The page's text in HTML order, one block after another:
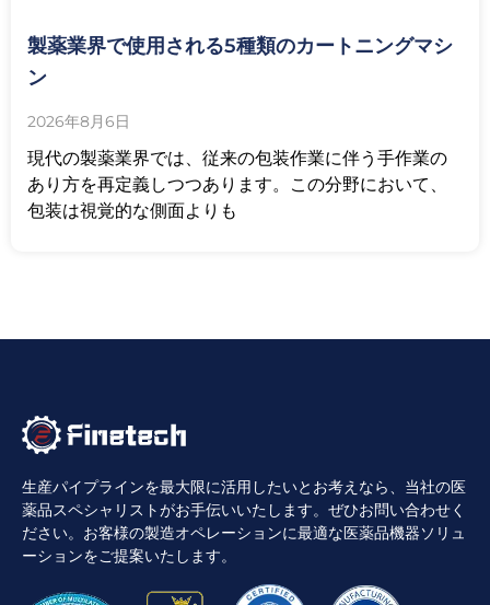
製薬業界で使用される5種類のカートニングマシ
ン
2026年8月6日
現代の製薬業界では、従来の包装作業に伴う手作業の
あり方を再定義しつつあります。この分野において、
包装は視覚的な側面よりも
生産パイプラインを最大限に活用したいとお考えなら、当社の医
薬品スペシャリストがお手伝いいたします。ぜひお問い合わせく
ださい。お客様の製造オペレーションに最適な医薬品機器ソリュ
ーションをご提案いたします。